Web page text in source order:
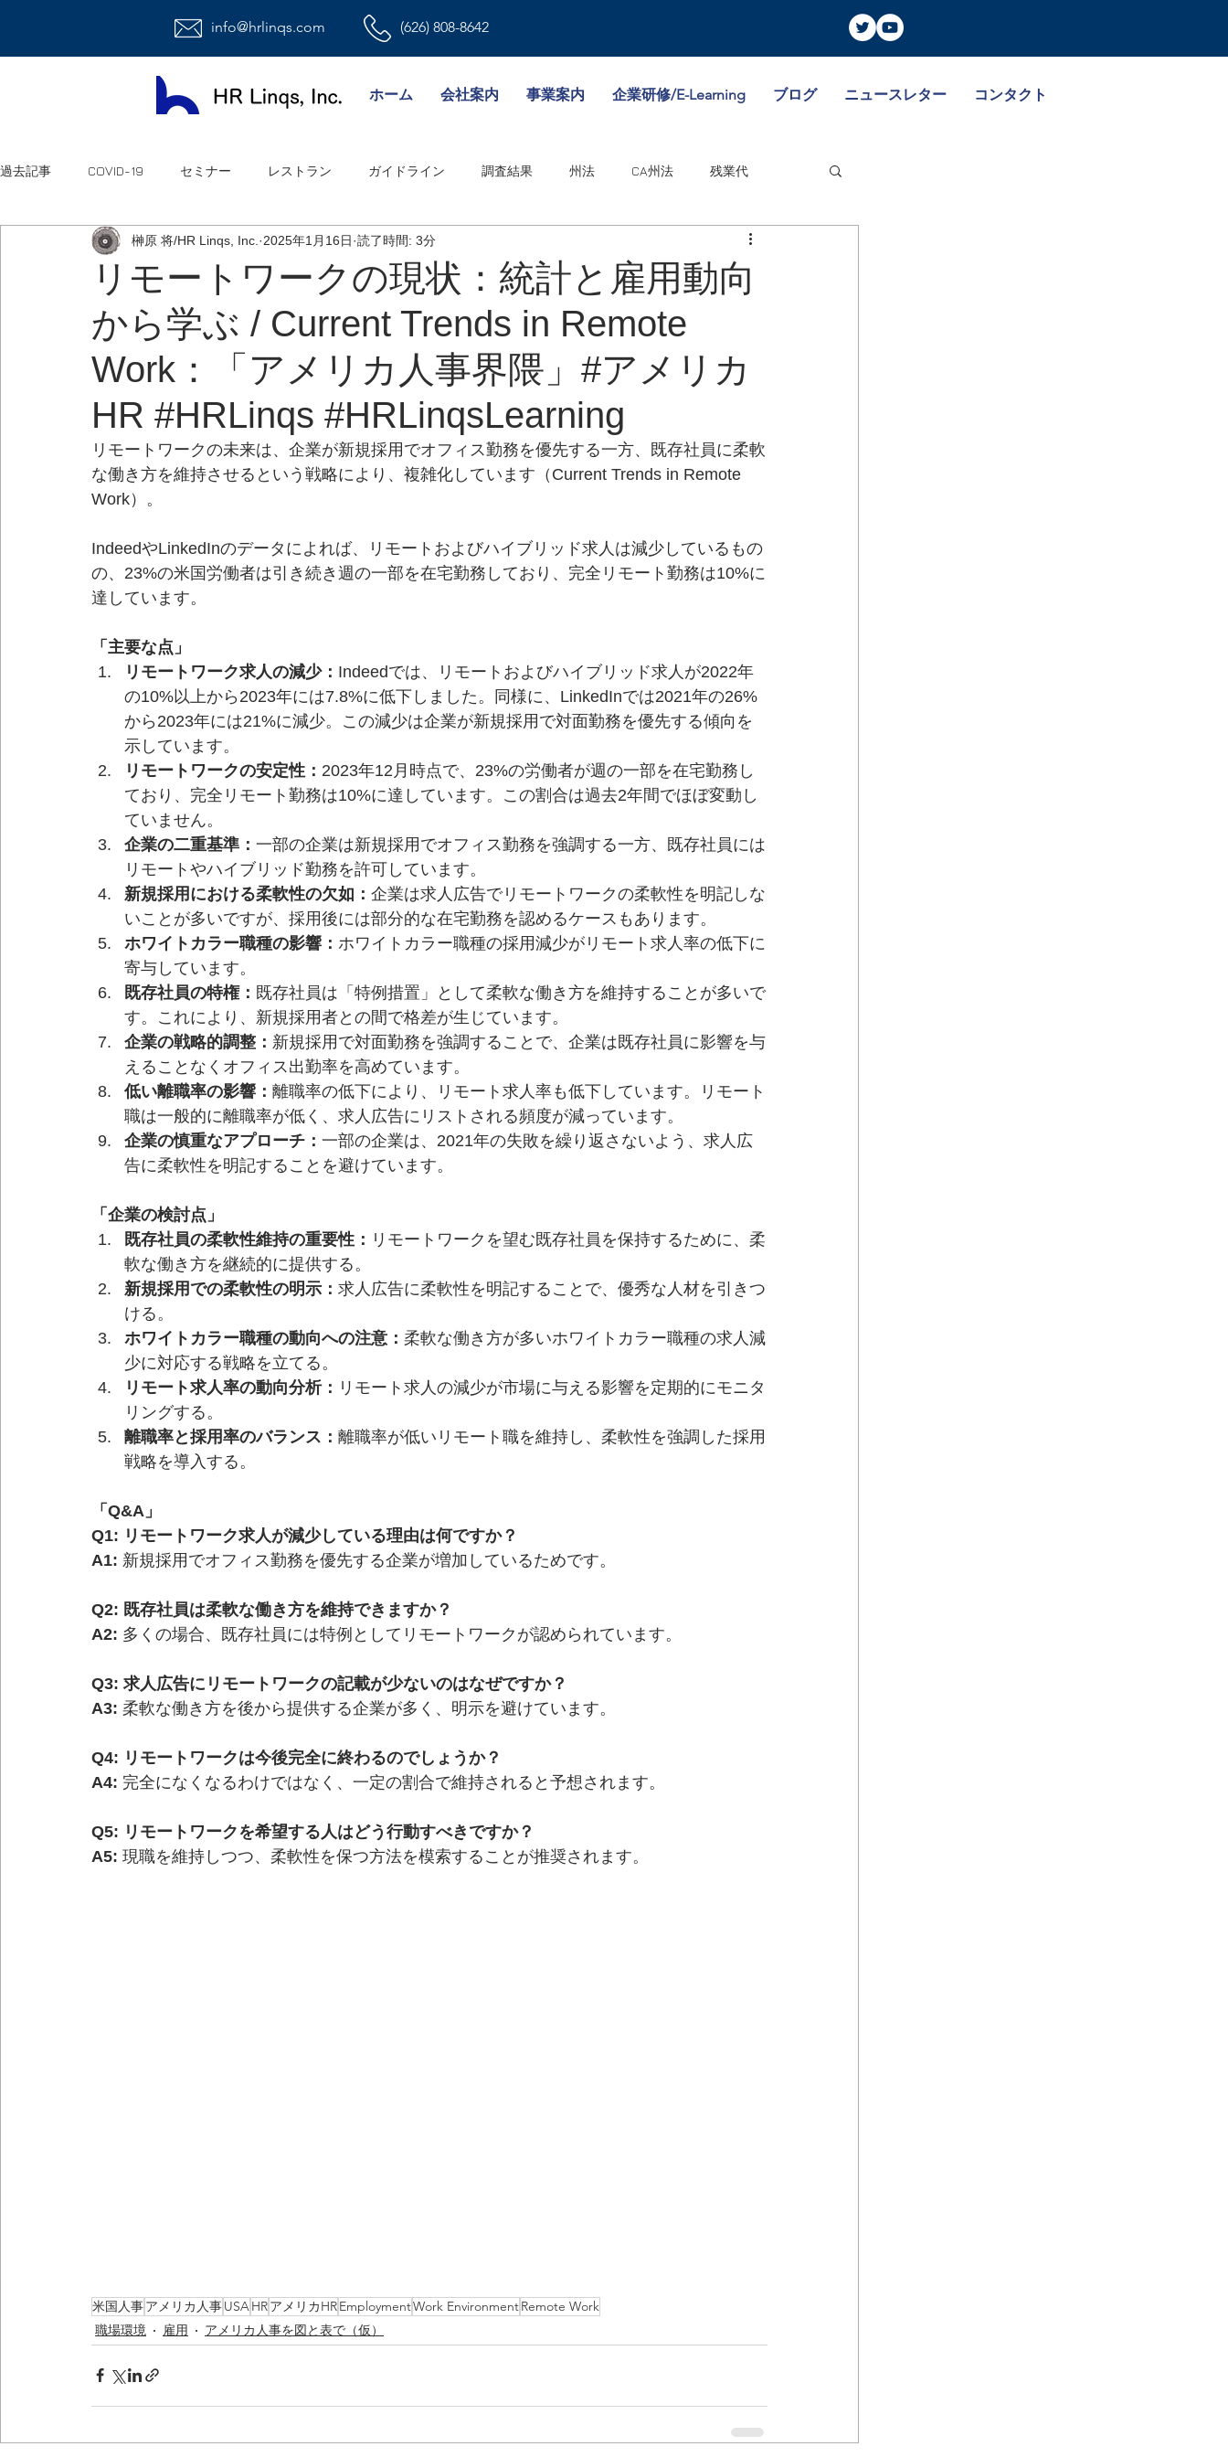
info@hrlinqs.com (626) 808-8642
ホーム 会社案内 事業案内 企業研修/E-Learning ブログ ニュースレター コンタクト
過去記事 COVID-19 セミナー レストラン ガイドライン 調査結果 州法 CA州法 残業代
時給社員/月給社員 最低賃金 給与 福利厚生 就業規則
ハラスメント 雇用 連邦法 退職金 職場環境 WA州法 ビザ 失業保険 NY州法
アメリカ人事系ユーチューブ 連邦法
リモートワークの現状：統計と雇用動向
から学ぶ / Current Trends in Remote
Work：「アメリカ人事界隈」#アメリカ
HR #HRLinqs #HRLinqsLearning
榊原 将/HR Linqs, Inc. 2025年1月16日 読了時間: 3分
リモートワークの未来は、企業が新規採用でオフィス勤務を優先する一方、既存社員に柔軟
な働き方を維持させるという戦略により、複雑化しています（Current Trends in Remote
Work）。
IndeedやLinkedInのデータによれば、リモートおよびハイブリッド求人は減少しているもの
の、23%の米国労働者は引き続き週の一部を在宅勤務しており、完全リモート勤務は10%に
達しています。
「主要な点」
リモートワーク求人の減少： Indeedでは、リモートおよびハイブリッド求人が2022年
の10%以上から2023年には7.8%に低下しました。同様に、LinkedInでは2021年の26%
から2023年には21%に減少。この減少は企業が新規採用で対面勤務を優先する傾向を
示しています。
リモートワークの安定性： 2023年12月時点で、23%の労働者が週の一部を在宅勤務し
ており、完全リモート勤務は10%に達しています。この割合は過去2年間でほぼ変動し
ていません。
企業の二重基準： 一部の企業は新規採用でオフィス勤務を強調する一方、既存社員には
リモートやハイブリッド勤務を許可しています。
新規採用における柔軟性の欠如： 企業は求人広告でリモートワークの柔軟性を明記しな
いことが多いですが、採用後には部分的な在宅勤務を認めるケースもあります。
ホワイトカラー職種の影響： ホワイトカラー職種の採用減少がリモート求人率の低下に
寄与しています。
既存社員の特権： 既存社員は「特例措置」として柔軟な働き方を維持することが多いで
す。これにより、新規採用者との間で格差が生じています。
企業の戦略的調整： 新規採用で対面勤務を強調することで、企業は既存社員に影響を与
えることなくオフィス出勤率を高めています。
低い離職率の影響： 離職率の低下により、リモート求人率も低下しています。リモート
職は一般的に離職率が低く、求人広告にリストされる頻度が減っています。
企業の慎重なアプローチ： 一部の企業は、2021年の失敗を繰り返さないよう、求人広
告に柔軟性を明記することを避けています。
「企業の検討点」
既存社員の柔軟性維持の重要性： リモートワークを望む既存社員を保持するために、柔
軟な働き方を継続的に提供する。
新規採用での柔軟性の明示： 求人広告に柔軟性を明記することで、優秀な人材を引きつ
ける。
ホワイトカラー職種の動向への注意： 柔軟な働き方が多いホワイトカラー職種の求人減
少に対応する戦略を立てる。
リモート求人率の動向分析： リモート求人の減少が市場に与える影響を定期的にモニタ
リングする。
離職率と採用率のバランス： 離職率が低いリモート職を維持し、柔軟性を強調した採用
戦略を導入する。
「Q&A」
Q1: リモートワーク求人が減少している理由は何ですか？
A1: 新規採用でオフィス勤務を優先する企業が増加しているためです。
Q2: 既存社員は柔軟な働き方を維持できますか？
A2: 多くの場合、既存社員には特例としてリモートワークが認められています。
Q3: 求人広告にリモートワークの記載が少ないのはなぜですか？
A3: 柔軟な働き方を後から提供する企業が多く、明示を避けています。
Q4: リモートワークは今後完全に終わるのでしょうか？
A4: 完全になくなるわけではなく、一定の割合で維持されると予想されます。
Q5: リモートワークを希望する人はどう行動すべきですか？
A5: 現職を維持しつつ、柔軟性を保つ方法を模索することが推奨されます。
米国人事アメリカ人事USAHRアメリカHREmploymentWork EnvironmentRemote Work
職場環境 雇用 アメリカ人事を図と表で（仮）